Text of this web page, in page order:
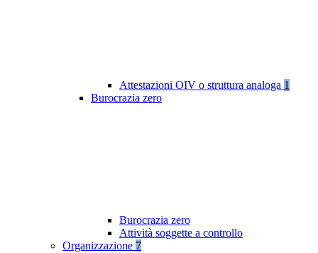
Attestazioni OIV o struttura analoga 1
Burocrazia zero
Burocrazia zero
Attività soggette a controllo
Organizzazione 7